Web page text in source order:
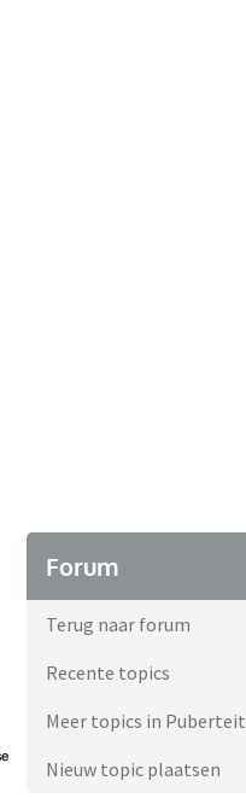
Forum
Terug naar forum
Recente topics
Meer topics in Puberteit
Nieuw topic plaatsen